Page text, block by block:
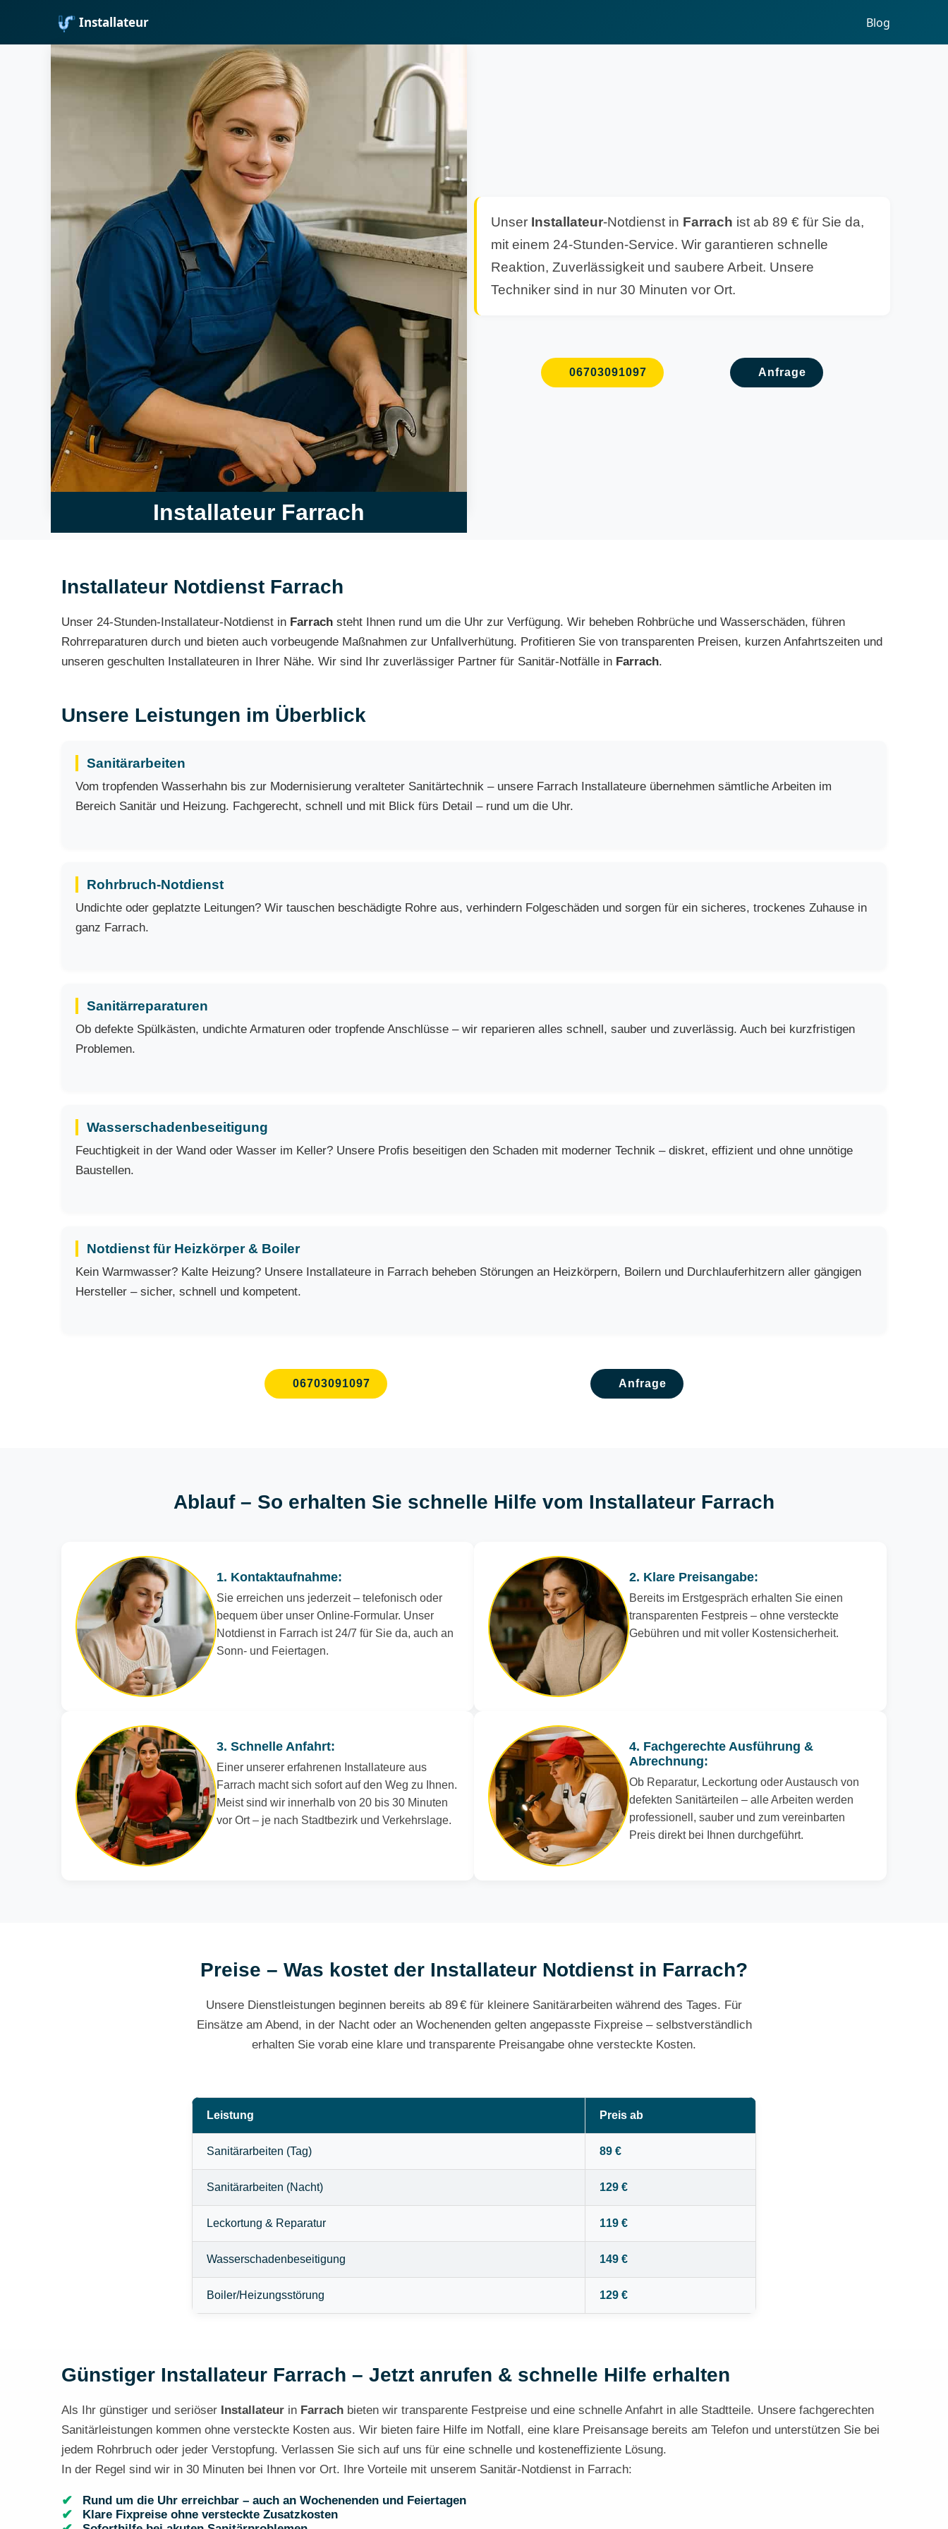
Installateur Blog
Installateur Farrach
Unser Installateur-Notdienst in Farrach ist ab 89 € für Sie da,
mit einem 24-Stunden-Service. Wir garantieren schnelle
Reaktion, Zuverlässigkeit und saubere Arbeit. Unsere
Techniker sind in nur 30 Minuten vor Ort.
06703091097 Anfrage
Installateur Notdienst Farrach
Unser 24-Stunden-Installateur-Notdienst in Farrach steht Ihnen rund um die Uhr zur Verfügung. Wir beheben Rohbrüche und Wasserschäden, führen
Rohrreparaturen durch und bieten auch vorbeugende Maßnahmen zur Unfallverhütung. Profitieren Sie von transparenten Preisen, kurzen Anfahrtszeiten und
unseren geschulten Installateuren in Ihrer Nähe. Wir sind Ihr zuverlässiger Partner für Sanitär-Notfälle in Farrach.
Unsere Leistungen im Überblick
Sanitärarbeiten
Vom tropfenden Wasserhahn bis zur Modernisierung veralteter Sanitärtechnik – unsere Farrach Installateure übernehmen sämtliche Arbeiten im
Bereich Sanitär und Heizung. Fachgerecht, schnell und mit Blick fürs Detail – rund um die Uhr.
Rohrbruch-Notdienst
Undichte oder geplatzte Leitungen? Wir tauschen beschädigte Rohre aus, verhindern Folgeschäden und sorgen für ein sicheres, trockenes Zuhause in
ganz Farrach.
Sanitärreparaturen
Ob defekte Spülkästen, undichte Armaturen oder tropfende Anschlüsse – wir reparieren alles schnell, sauber und zuverlässig. Auch bei kurzfristigen
Problemen.
Wasserschadenbeseitigung
Feuchtigkeit in der Wand oder Wasser im Keller? Unsere Profis beseitigen den Schaden mit moderner Technik – diskret, effizient und ohne unnötige
Baustellen.
Notdienst für Heizkörper & Boiler
Kein Warmwasser? Kalte Heizung? Unsere Installateure in Farrach beheben Störungen an Heizkörpern, Boilern und Durchlauferhitzern aller gängigen
Hersteller – sicher, schnell und kompetent.
06703091097 Anfrage
Ablauf – So erhalten Sie schnelle Hilfe vom Installateur Farrach
1. Kontaktaufnahme:
Sie erreichen uns jederzeit – telefonisch oder
bequem über unser Online-Formular. Unser
Notdienst in Farrach ist 24/7 für Sie da, auch an
Sonn- und Feiertagen.
2. Klare Preisangabe:
Bereits im Erstgespräch erhalten Sie einen
transparenten Festpreis – ohne versteckte
Gebühren und mit voller Kostensicherheit.
3. Schnelle Anfahrt:
Einer unserer erfahrenen Installateure aus
Farrach macht sich sofort auf den Weg zu Ihnen.
Meist sind wir innerhalb von 20 bis 30 Minuten
vor Ort – je nach Stadtbezirk und Verkehrslage.
4. Fachgerechte Ausführung &
Abrechnung:
Ob Reparatur, Leckortung oder Austausch von
defekten Sanitärteilen – alle Arbeiten werden
professionell, sauber und zum vereinbarten
Preis direkt bei Ihnen durchgeführt.
Preise – Was kostet der Installateur Notdienst in Farrach?
Unsere Dienstleistungen beginnen bereits ab 89 € für kleinere Sanitärarbeiten während des Tages. Für
Einsätze am Abend, in der Nacht oder an Wochenenden gelten angepasste Fixpreise – selbstverständlich
erhalten Sie vorab eine klare und transparente Preisangabe ohne versteckte Kosten.
Leistung Preis ab
Sanitärarbeiten (Tag) 89 €
Sanitärarbeiten (Nacht) 129 €
Leckortung & Reparatur 119 €
Wasserschadenbeseitigung 149 €
Boiler/Heizungsstörung 129 €
Günstiger Installateur Farrach – Jetzt anrufen & schnelle Hilfe erhalten
Als Ihr günstiger und seriöser Installateur in Farrach bieten wir transparente Festpreise und eine schnelle Anfahrt in alle Stadtteile. Unsere fachgerechten
Sanitärleistungen kommen ohne versteckte Kosten aus. Wir bieten faire Hilfe im Notfall, eine klare Preisansage bereits am Telefon und unterstützen Sie bei
jedem Rohrbruch oder jeder Verstopfung. Verlassen Sie sich auf uns für eine schnelle und kosteneffiziente Lösung.
In der Regel sind wir in 30 Minuten bei Ihnen vor Ort. Ihre Vorteile mit unserem Sanitär-Notdienst in Farrach:
Rund um die Uhr erreichbar – auch an Wochenenden und Feiertagen
Klare Fixpreise ohne versteckte Zusatzkosten